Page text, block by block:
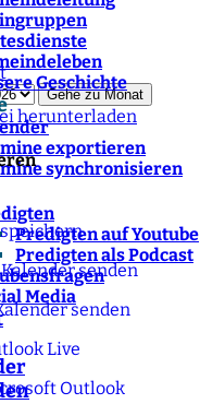
Geschichte
exportieren
synchronisieren
Predigten auf Youtube
Predigten als Podcast
Media
Gehe zu Monat
senden
senden
Live
Outlook